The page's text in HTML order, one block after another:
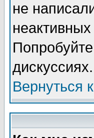
не
дискуссиях.
Вернуться